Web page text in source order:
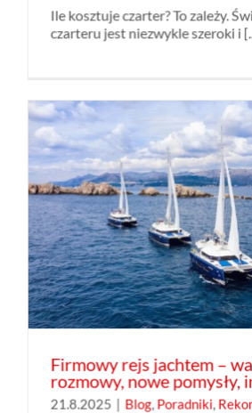
Ile kosztuje czarter? To zależy.
czarteru jest niezwykle szeroki i
Firmowy rejs jachtem –
rozmowy, nowe pomysły,
21.8.2025 | Blog, Poradniki,